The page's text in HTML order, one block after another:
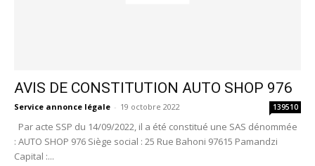
AVIS DE CONSTITUTION AUTO SHOP 976
Service annonce légale - 19 octobre 2022 139510
Par acte SSP du 14/09/2022, il a été constitué une SAS dénommée
: AUTO SHOP 976 Siège social : 25 Rue Bahoni 97615 Pamandzi
Capital :...